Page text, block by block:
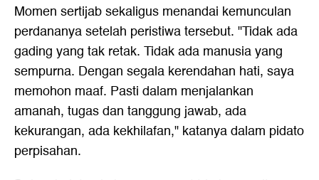
Momen sertijab sekaligus menandai kemunculan
perdananya setelah peristiwa tersebut. "Tidak ada
gading yang tak retak. Tidak ada manusia yang
sempurna. Dengan segala kerendahan hati, saya
memohon maaf. Pasti dalam menjalankan
amanah, tugas dan tanggung jawab, ada
kekurangan, ada kekhilafan," katanya dalam pidato
perpisahan.